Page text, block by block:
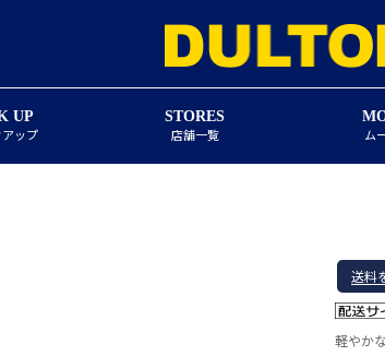
UP
ップ
STORES
店舗一覧 ム
送料
軽やか